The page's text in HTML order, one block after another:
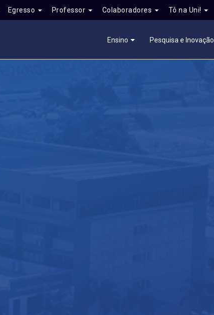
Egresso Professor Colaboradores Tô na Uni!
Ensino Pesquisa e Inovação